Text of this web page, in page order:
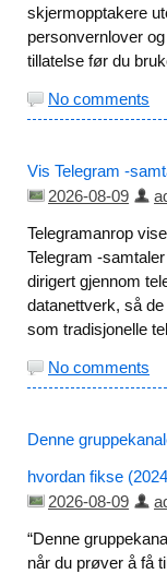
skjermopptakere
personvernlover
tillatelse før du
No comments
Vis Telegram -
2026-08-09
Telegramanrop
Telegram -
dirigert gjennom
datanettverk, så
som tradisjonelle
No comments
Denne
hvordan fikse
2026-08-09
“Denne
når du prøver å få